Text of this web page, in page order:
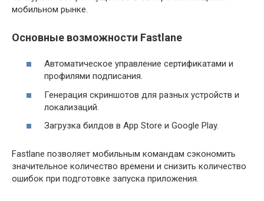
мобильном рынке.
Основные возможности Fastlane
Автоматическое управление сертификатами и
профилями подписания.
Генерация скриншотов для разных устройств и
локализаций.
Загрузка билдов в App Store и Google Play.
Fastlane позволяет мобильным командам сэкономить
значительное количество времени и снизить количество
ошибок при подготовке запуска приложения.